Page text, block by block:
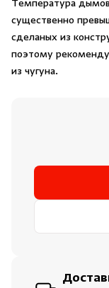
Душевые
Интерьер
Пародушевые
Температура
существенно
сделаных из
поэтому
из чугуна.